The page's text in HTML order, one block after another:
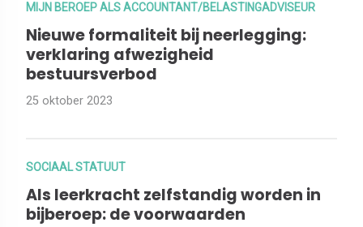
MIJN BEROEP ALS ACCOUNTANT/BELASTINGADVISEUR
Nieuwe formaliteit bij neerlegging:
verklaring afwezigheid
bestuursverbod
25 oktober 2023
SOCIAAL STATUUT
Als leerkracht zelfstandig worden in
bijberoep: de voorwaarden